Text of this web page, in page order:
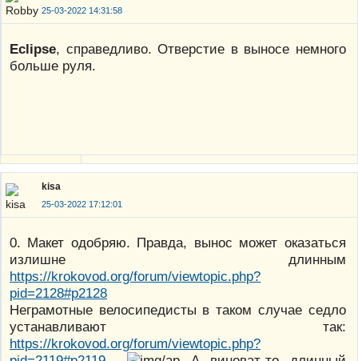
25-03-2022 14:31:58
Eclipse, справедливо. Отверстие в выносе немного
больше руля.
kisa
25-03-2022 17:12:01
0. Макет одобряю. Правда, вынос может оказаться
излишне длинным
https://krokovod.org/forum/viewtopic.php?
pid=2128#p2128
Неграмотные велосипедисты в таком случае седло
устанавливают так:
https://krokovod.org/forum/viewtopic.php?